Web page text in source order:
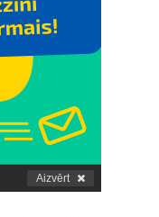
Aizvērt